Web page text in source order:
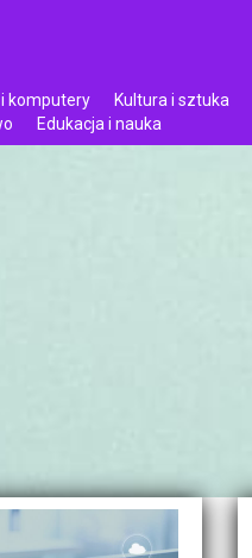
komputery Kultura i sztuka
Edukacja i nauka